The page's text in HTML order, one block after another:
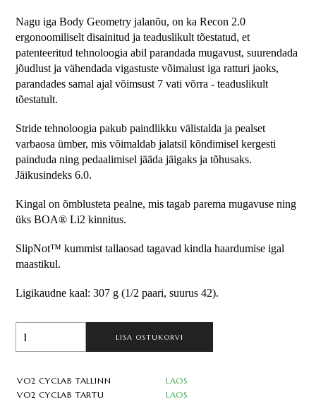
Nagu iga Body Geometry jalanõu, on ka Recon 2.0
ergonoomiliselt disainitud ja teaduslikult tõestatud, et
patenteeritud tehnoloogia abil parandada mugavust, suurendada
jõudlust ja vähendada vigastuste võimalust iga ratturi jaoks,
parandades samal ajal võimsust 7 vati võrra - teaduslikult
tõestatult.
Stride tehnoloogia pakub paindlikku välistalda ja pealset
varbaosa ümber, mis võimaldab jalatsil kõndimisel kergesti
painduda ning pedaalimisel jääda jäigaks ja tõhusaks.
Jäikusindeks 6.0.
Kingal on õmblusteta pealne, mis tagab parema mugavuse ning
üks BOA® Li2 kinnitus.
SlipNot™ kummist tallaosad tagavad kindla haardumise igal
maastikul.
Ligikaudne kaal: 307 g (1/2 paari, suurus 42).
LISA OSTUKORVI
VO2 CYCLAB TALLINN
LAOS
VO2 CYCLAB TARTU
LAOS